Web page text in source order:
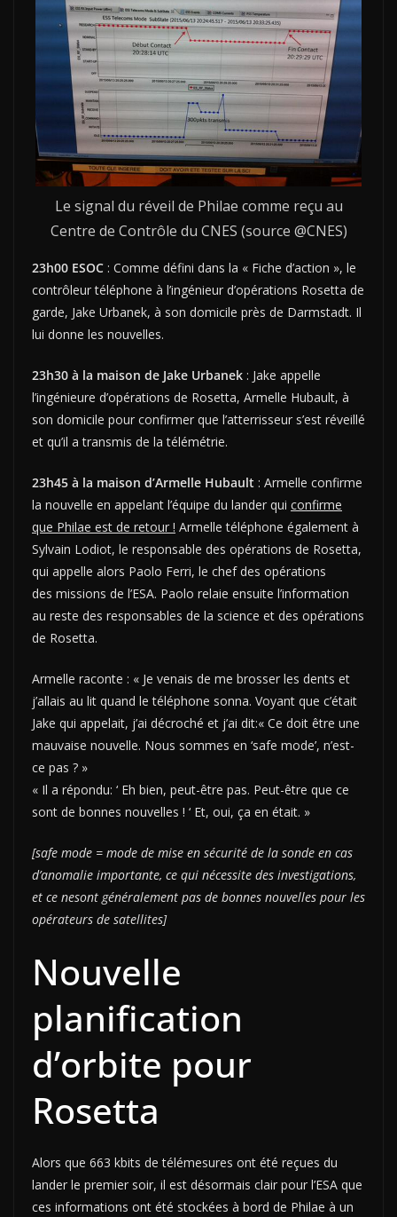
Le signal du réveil de Philae comme reçu au
Centre de Contrôle du CNES (source @CNES)
23h00 ESOC : Comme défini dans la « Fiche d’action », le
contrôleur téléphone à l’ingénieur d’opérations Rosetta de
garde, Jake Urbanek, à son domicile près de Darmstadt. Il
lui donne les nouvelles.
23h30 à la maison de Jake Urbanek : Jake appelle
l’ingénieure d’opérations de Rosetta, Armelle Hubault, à
son domicile pour confirmer que l’atterrisseur s’est réveillé
et qu’il a transmis de la télémétrie.
23h45 à la maison d’Armelle Hubault : Armelle confirme
la nouvelle en appelant l’équipe du lander qui confirme
que Philae est de retour ! Armelle téléphone également à
Sylvain Lodiot, le responsable des opérations de Rosetta,
qui appelle alors Paolo Ferri, le chef des opérations
des missions de l’ESA. Paolo relaie ensuite l’information
au reste des responsables de la science et des opérations
de Rosetta.
Armelle raconte : « Je venais de me brosser les dents et
j’allais au lit quand le téléphone sonna. Voyant que c’était
Jake qui appelait, j’ai décroché et j’ai dit:« Ce doit être une
mauvaise nouvelle. Nous sommes en ‘safe mode’, n’est-
ce pas ? »
« Il a répondu: ‘ Eh bien, peut-être pas. Peut-être que ce
sont de bonnes nouvelles ! ‘ Et, oui, ça en était. »
[safe mode = mode de mise en sécurité de la sonde en cas
d’anomalie importante, ce qui nécessite des investigations,
et ce nesont généralement pas de bonnes nouvelles pour les
opérateurs de satellites]
Nouvelle
planification
d’orbite pour
Rosetta
Alors que 663 kbits de télémesures ont été reçues du
lander le premier soir, il est désormais clair pour l’ESA que
ces informations ont été stockées à bord de Philae à un